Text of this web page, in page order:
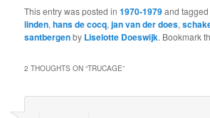
eerdere, mislukte poging
(Sesamplein) kwam Ton
Hasebos (regisseur
de VPRO zoals Kabouter
This entry was posted in1970-1979and
linden,hans de cocq,jan van der does,
santbergenby Liselotte Doeswijk. Bookmark
2 THOUGHTS ON “TRUCAGE”